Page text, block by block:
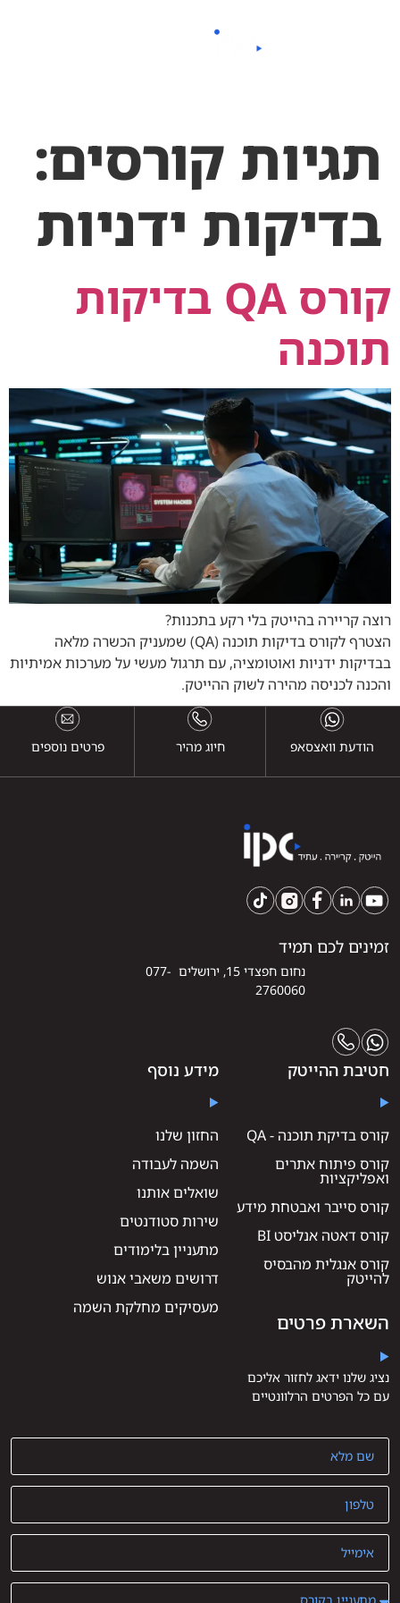
תגיות קורסים:
בדיקות ידניות
קורס QA בדיקות
תוכנה
רוצה קריירה בהייטק בלי רקע בתכנות?
הצטרף לקורס בדיקות תוכנה (QA) שמעניק הכשרה מלאה
בבדיקות ידניות ואוטומציה, עם תרגול מעשי על מערכות אמיתיות
והכנה לכניסה מהירה לשוק ההייטק.
הודעת וואצסאפ חיוג מהיר פרטים נוספים
זמינים לכם תמיד
נחום חפצדי 15, ירושלים 077-
2760060
חטיבת ההייטק
קורס בדיקת תוכנה - QA
קורס פיתוח אתרים
ואפליקציות
קורס סייבר ואבטחת מידע
קורס דאטה אנליסט BI
קורס אנגלית מהבסיס
להייטק
מידע נוסף
החזון שלנו
השמה לעבודה
שואלים אותנו
שירות סטודנטים
מתעניין בלימודים
דרושים משאבי אנוש
מעסיקים מחלקת השמה
השארת פרטים
נציג שלנו ידאג לחזור אליכם
עם כל הפרטים הרלוונטיים